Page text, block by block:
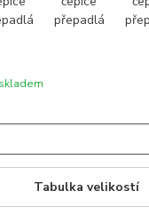
skladem
Tabulka velikostí